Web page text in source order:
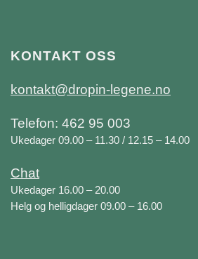
KONTAKT OSS
kontakt@dropin-legene.no
Telefon: 462 95 003
Ukedager 09.00 – 11.30 / 12.15 – 14.00
Chat
Ukedager 16.00 – 20.00
Helg og helligdager 09.00 – 16.00